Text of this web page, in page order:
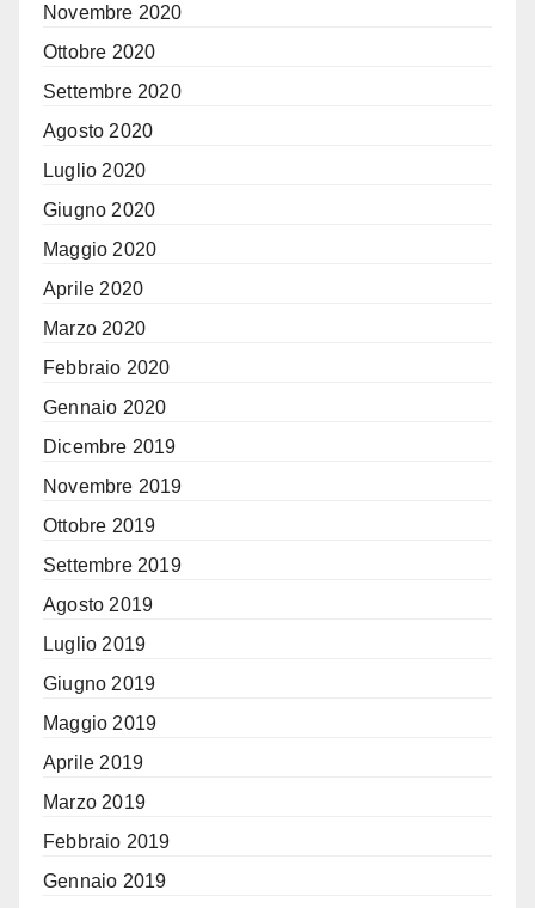
Novembre 2020
Ottobre 2020
Settembre 2020
Agosto 2020
Luglio 2020
Giugno 2020
Maggio 2020
Aprile 2020
Marzo 2020
Febbraio 2020
Gennaio 2020
Dicembre 2019
Novembre 2019
Ottobre 2019
Settembre 2019
Agosto 2019
Luglio 2019
Giugno 2019
Maggio 2019
Aprile 2019
Marzo 2019
Febbraio 2019
Gennaio 2019